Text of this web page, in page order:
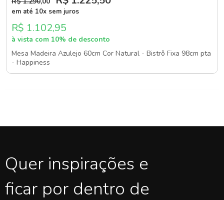
em até 10x sem juros
R$ 1.102,95
à vista com 10% de desconto
Mesa Madeira Azulejo 60cm Cor Natural - Bistrô Fixa 98cm pta
- Happiness
Quer inspirações e
ficar por dentro de